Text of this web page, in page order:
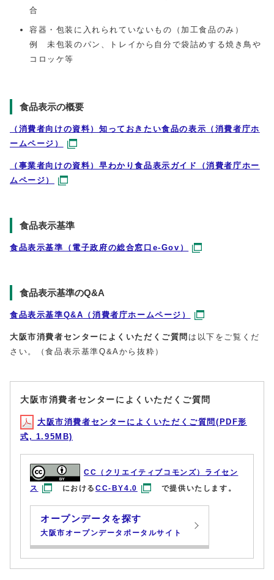
合
容器・包装に入れられていないもの（加工食品のみ）
例 未包装のパン、トレイから自分で袋詰めする焼き鳥や
コロッケ等
食品表示の概要
（消費者向けの資料）知っておきたい食品の表示（消費者庁ホ
ームページ）
（事業者向けの資料）早わかり食品表示ガイド（消費者庁ホー
ムページ）
食品表示基準
食品表示基準（電子政府の総合窓口e-Gov）
食品表示基準のQ&A
食品表示基準Q&A（消費者庁ホームページ）
大阪市消費者センターによくいただくご質問 は以下をご覧くだ
さい。（食品表示基準Q&Aから抜粋）
大阪市消費者センターによくいただくご質問
大阪市消費者センターによくいただくご質問(PDF形
式, 1.95MB)
CC（クリエイティブコモンズ）ライセン
ス
におけるCC-BY4.0 で提供いたします。
オープンデータを探す
大阪市オープンデータポータルサイト